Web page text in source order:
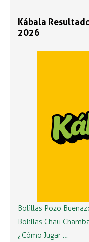
Kábala
2026
Bolillas Pozo
Bolillas Chau
¿Cómo Jugar …